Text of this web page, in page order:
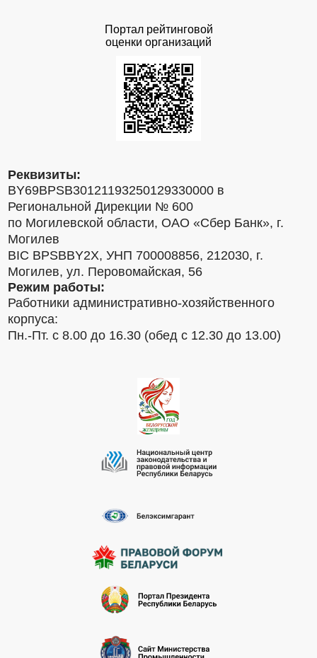
Портал рейтинговой
оценки организаций
Реквизиты:
BY69BPSB30121193250129330000 в
Региональной Дирекции № 600
по Могилевской области, ОАО «Сбер Банк», г.
Могилев
BIC BPSBBY2X, УНП 700008856, 212030, г.
Могилев, ул. Перовомайская, 56
Режим работы:
Работники административно-хозяйственного
корпуса:
Пн.-Пт. с 8.00 до 16.30 (обед с 12.30 до 13.00)